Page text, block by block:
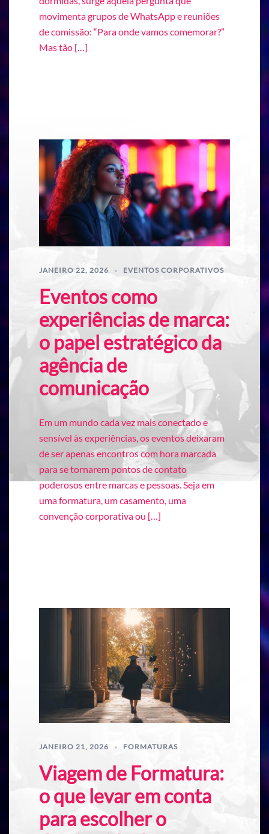
movimenta grupos de WhatsApp e reuniões
de comissão: “Para onde vamos comemorar?”
Mas tão […]
JANEIRO 22, 2026 EVENTOS CORPORATIVOS
Eventos como
experiências de marca:
o papel estratégico da
agência de
comunicação
Em um mundo cada vez mais conectado e
sensível às experiências, os eventos deixaram
de ser apenas encontros com hora marcada
para se tornarem pontos de contato
poderosos entre marcas e pessoas. Seja em
uma formatura, um casamento, uma
convenção corporativa ou […]
JANEIRO 21, 2026 FORMATURAS
Viagem de Formatura:
o que levar em conta
para escolher o